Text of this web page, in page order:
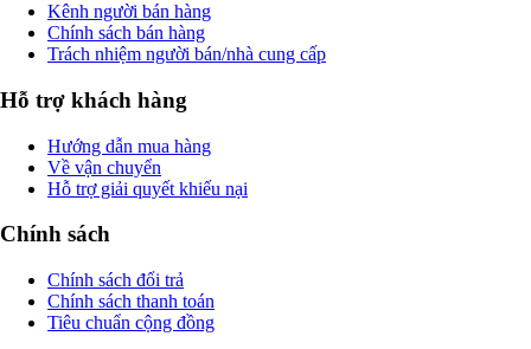
Kênh người bán hàng
Chính sách bán hàng
Trách nhiệm người bán/nhà cung cấp
Hỗ trợ khách hàng
Hướng dẫn mua hàng
Về vận chuyển
Hỗ trợ giải quyết khiếu nại
Chính sách
Chính sách đổi trả
Chính sách thanh toán
Tiêu chuẩn cộng đồng